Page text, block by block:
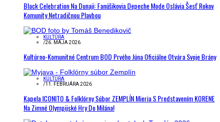
Black Celebration Na Dunaji: Fanúšikovia Depeche Mode Oslávia Šesť Rokov
Komunity Netradičnou Plavbou
KULTÚRA
/26. MÁJA 2026
Kultúrno-Komunitné Centrum BOD Prvého Júna Oficiálne Otvára Svoje Brány
KULTÚRA
/11. FEBRUÁRA 2026
Kapela ICONITO & Folklórny Súbor ZEMPLÍN Mieria S Predstavením KORENE
Na Zimné Olympijské Hry Do Milána!